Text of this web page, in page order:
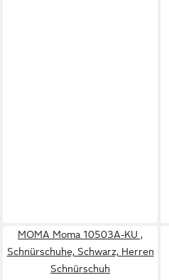
MOMA Moma 10503A-KU ,
Schnürschuhe, Schwarz, Herren
Schnürschuh